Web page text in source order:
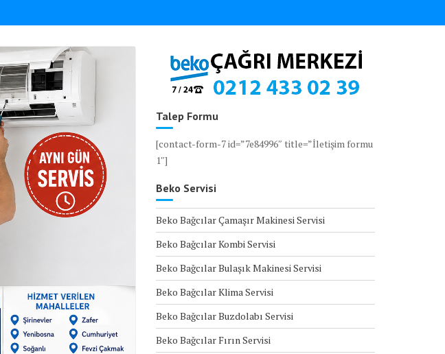
Talep Formu
[contact-form-7 id=”7e84996″ title=”İletişim formu
1″]
Beko Servisi
Beko Bağcılar Çamaşır Makinesi Servisi
Beko Bağcılar Kombi Servisi
Beko Bağcılar Bulaşık Makinesi Servisi
Beko Bağcılar Klima Servisi
Beko Bağcılar Buzdolabı Servisi
Beko Bağcılar Fırın Servisi